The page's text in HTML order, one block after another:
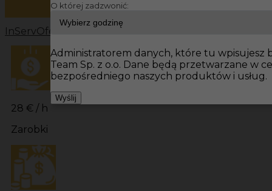
InServOferty pracy Prace budowlane Niemcy
28 € / h
Zarobki
O której zadzwonić:
Administratorem danych, które tu wpisujesz
Team Sp. z o.o. Dane będą przetwarzane w
bezpośredniego naszych produktów i usług.
Wyślij